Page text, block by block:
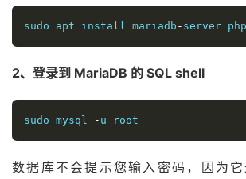
sudo apt install mariadb - server php
2、登录到 MariaDB 的 SQL shell
sudo mysql
- u root
数据库不会提示您输入密码，因为